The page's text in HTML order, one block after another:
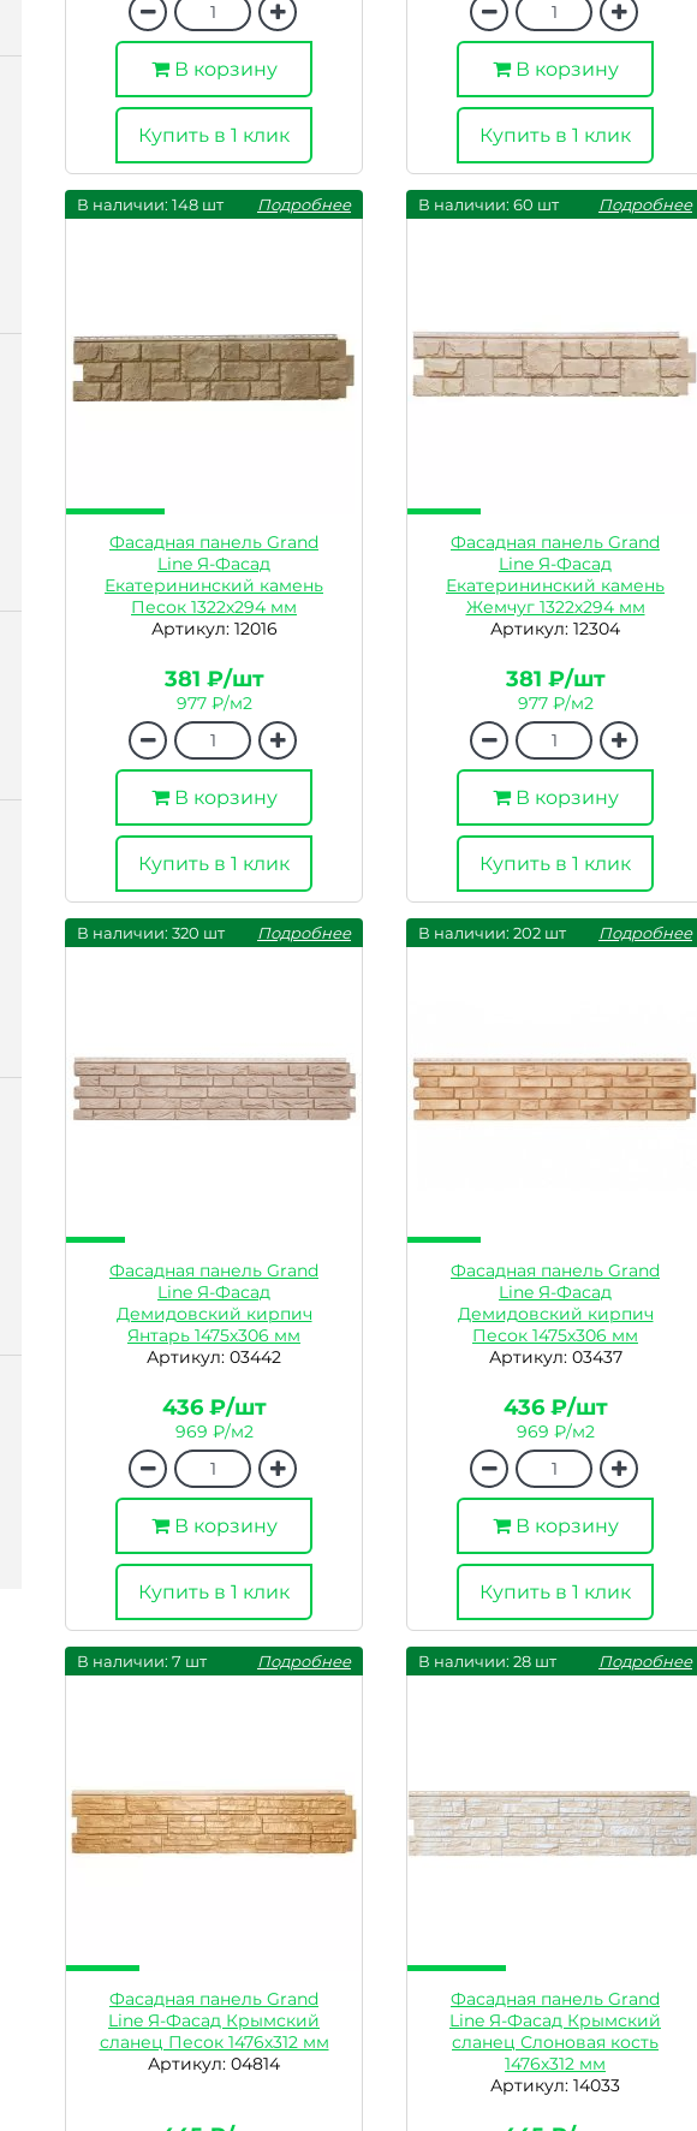
В корзину
Купить в 1 клик
В корзину
Купить в 1 клик
В наличии: 148 шт Подробнее
Фасадная панель Grand
Line Я-Фасад
Екатерининский камень
Песок 1322х294 мм
Артикул: 12016
381 ₽/шт
977 ₽/м2
В корзину
Купить в 1 клик
В наличии: 60 шт Подробнее
Фасадная панель Grand
Line Я-Фасад
Екатерининский камень
Жемчуг 1322х294 мм
Артикул: 12304
381 ₽/шт
977 ₽/м2
В корзину
Купить в 1 клик
В наличии: 320 шт Подробнее
Фасадная панель Grand
Line Я-Фасад
Демидовский кирпич
Янтарь 1475х306 мм
Артикул: 03442
436 ₽/шт
969 ₽/м2
В корзину
Купить в 1 клик
В наличии: 202 шт Подробнее
Фасадная панель Grand
Line Я-Фасад
Демидовский кирпич
Песок 1475х306 мм
Артикул: 03437
436 ₽/шт
969 ₽/м2
В корзину
Купить в 1 клик
В наличии: 7 шт Подробнее
Фасадная панель Grand
Line Я-Фасад Крымский
сланец Песок 1476х312 мм
Артикул: 04814
В наличии: 28 шт Подробнее
Фасадная панель Grand
Line Я-Фасад Крымский
сланец Слоновая кость
1476х312 мм
Артикул: 14033